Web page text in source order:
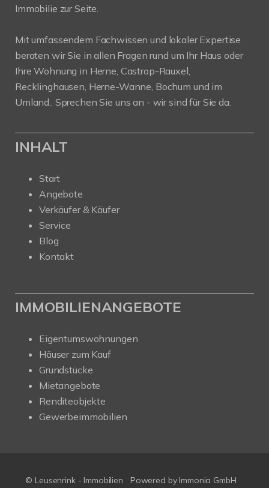
Immobilie zur Seite.
Mit umfassendem Fachwissen und lokaler Expertise
beraten wir Sie in allen Fragen rund um Ihr Haus oder
Ihre Wohnung in Herne, Castrop-Rauxel,
Recklinghausen, Herne-Wanne, Bochum und im
Umland.. Sprechen Sie uns an - wir sind für Sie da.
INHALT
Start
Angebote
Verkäufer & Käufer
Service
Blog
Kontakt
IMMOBILIENANGEBOTE
Eigentumswohnungen
Häuser zum Kauf
Grundstücke
Mietangebote
Renditeobjekte
Gewerbeimmobilien
© Leusenrink - Immobilien Powered by Immonia GmbH